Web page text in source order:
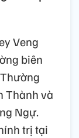
Veng
biên
Thành và
Ngự.
trị tại